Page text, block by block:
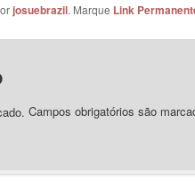
josuebrazil. Marque Link
Campos obrigatórios são